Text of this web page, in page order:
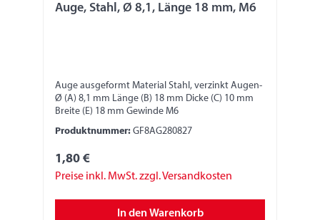
Auge, Stahl, Ø 8,1, Länge 18 mm, M6
Auge ausgeformt Material Stahl, verzinkt Augen-
Ø (A) 8,1 mm Länge (B) 18 mm Dicke (C) 10 mm
Breite (E) 18 mm Gewinde M6
Produktnummer: GF8AG280827
1,80 €
Preise inkl. MwSt. zzgl. Versandkosten
In den Warenkorb